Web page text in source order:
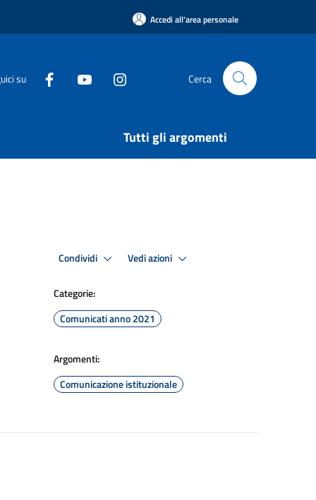
Accedi all'area personale
su Cerca
Tutti gli argomenti
Condividi Vedi azioni
Categorie:
Comunicati anno 2021
Argomenti:
Comunicazione istituzionale